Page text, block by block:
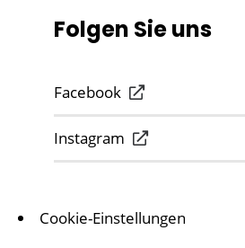
Folgen Sie uns
Facebook
Instagram
Cookie-Einstellungen